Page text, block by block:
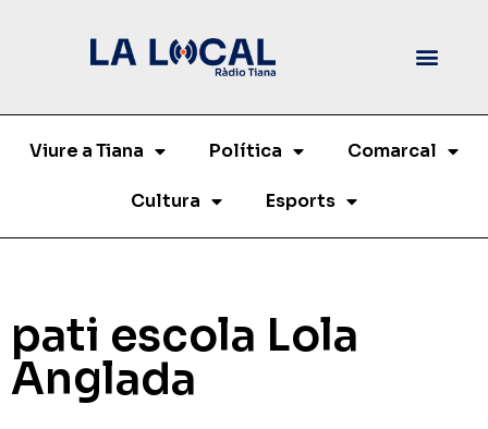
Viure a Tiana Política Comarcal
Cultura Esports
pati escola Lola
Anglada